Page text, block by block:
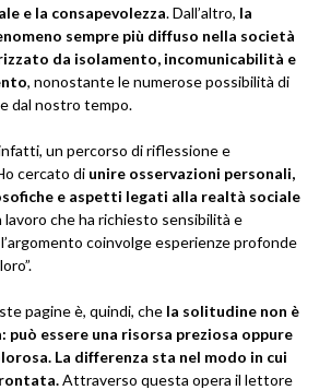
e la consapevolezza. Dall’altro, la
sempre più diffuso nella società
da isolamento, incomunicabilità e
, nonostante le numerose possibilità di
dal nostro tempo.
un percorso di riflessione e
cercato di unire osservazioni personali,
e aspetti legati alla realtà sociale
lavoro che ha richiesto sensibilità e
coinvolge esperienze profonde
pagine è, quindi, che la solitudine non è
può essere una risorsa preziosa oppure
La differenza sta nel modo in cui
Attraverso questa opera il lettore